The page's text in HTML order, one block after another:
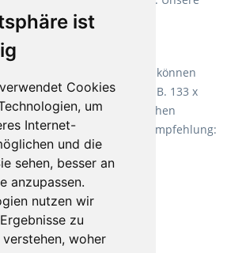
ist
Cookies
um
Internet-
und die
sehen, besser an
anzupassen.
nutzen wir
zu
woher
Multi Layer XXL.
Laufgefühl
es schon lange vor. Sie können
Sondermaß kaufen, z.B. 133 x
aufgrund der weichen
Zusatzboden. Unsere Empfehlung: